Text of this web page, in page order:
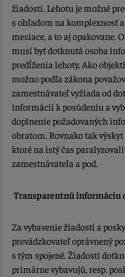
žiadosti. Lehotu je možné
s ohľadom na komplexnosť
mesiace, a to aj opakovane.
musí byť dotknutá osoba
predĺženia lehoty. Ako
možno podľa zákona
zamestnávateľ vyžiada od
informácií k posúdeniu a
doplnenie požadovaných
obratom. Rovnako tak
ktoré na istý čas
zamestnávateľa a pod.
Transparentnú informáciu
Za vybavenie žiadostí a
prevádzkovateľ oprávnený
s tým spojené. Žiadosti
primárne vybavujú, resp.